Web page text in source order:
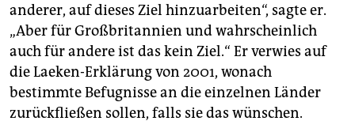
anderer, auf dieses Ziel hinzuarbeiten“, sagte er.
„Aber für Großbritannien und wahrscheinlich
auch für andere ist das kein Ziel.“ Er verwies auf
die Laeken-Erklärung von 2001, wonach
bestimmte Befugnisse an die einzelnen Länder
zurückfließen sollen, falls sie das wünschen.